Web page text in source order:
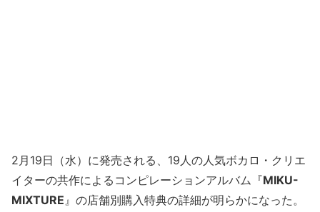
2月19日（水）に発売される、19人の人気ボカロ・クリエ
イターの共作によるコンピレーションアルバム『MIKU-
MIXTURE 』の店舗別購入特典の詳細が明らかになった。